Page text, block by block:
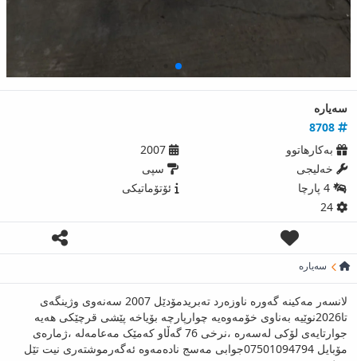
سەیارە
بەکارھاتوو
خەلیجی
سپی
ئۆتۆماتیکی
سەیارە
لانسەر مەکینە گەورە ناوزەرد تەبریدمۆدێل 2007 سەنەوی وژینگەی
تا2026نوێیە بەناوی خۆمەوەیە چوارپارچە بۆیاخە پێشی قرچێکی هەیە
جوارتایەی لۆکی لەسەرە ،نرخی 76 گەڵاو کەمێک مەعامەلە ،ژمارەی
مۆبایل 07501094794جوابی مەسج نادەمەوە ئەگەرموشتەری نیت تێل